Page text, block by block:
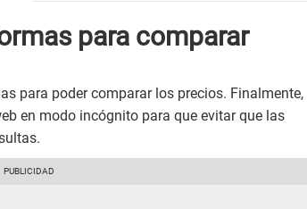
para comparar
para poder comparar los precios. Finalmente,
en modo incógnito para que evitar que las